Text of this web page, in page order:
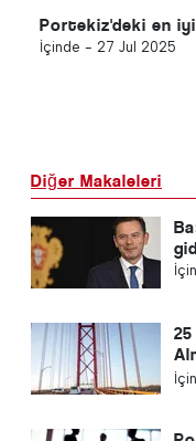
Portekiz'deki en
İçinde - 27 Jul 2025
Diğer Makaleleri